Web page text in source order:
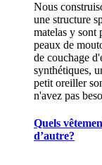
Nous
une structure
matelas y sont
peaux de
de couchage
synthétiques,
petit oreiller
n'avez pas
Quels
d’autre?